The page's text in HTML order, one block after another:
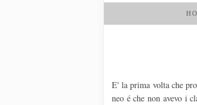
E' la prima volta che
neo é che non avevo i